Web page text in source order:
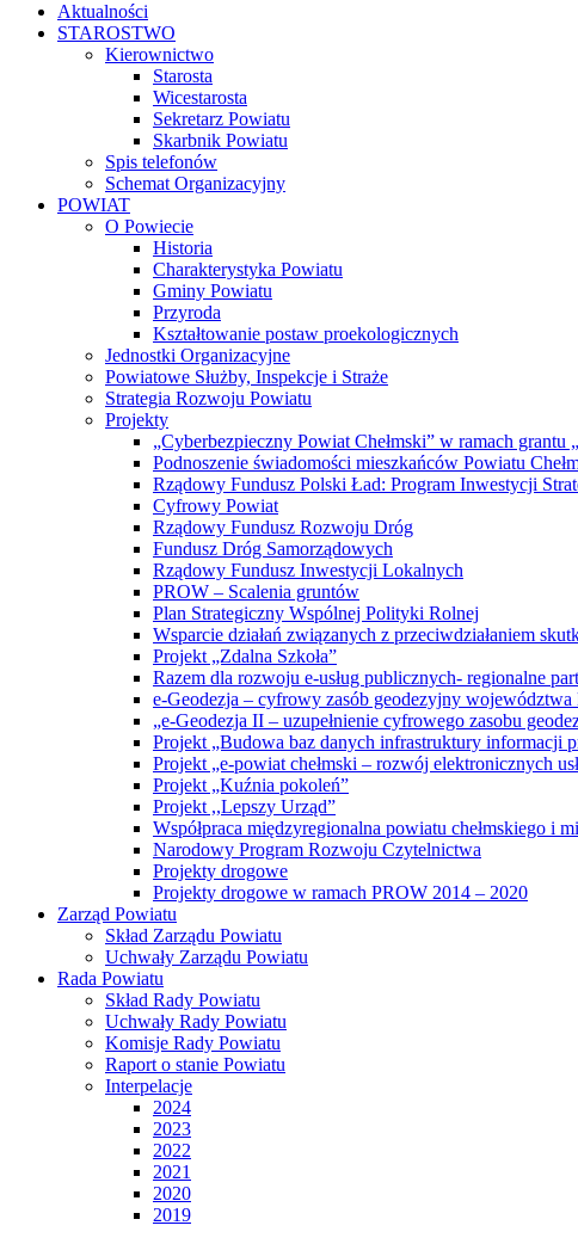
Aktualności
STAROSTWO
Kierownictwo
Starosta
Wicestarosta
Sekretarz Powiatu
Skarbnik Powiatu
Spis telefonów
Schemat Organizacyjny
POWIAT
O Powiecie
Historia
Charakterystyka Powiatu
Gminy Powiatu
Przyroda
Kształtowanie postaw proekologicznych
Jednostki Organizacyjne
Powiatowe Służby, Inspekcje i Straże
Strategia Rozwoju Powiatu
Projekty
„Cyberbezpieczny Powiat Chełmski” w ramach grantu
Podnoszenie świadomości mieszkańców Powiatu
Rządowy Fundusz Polski Ład: Program Inwestycji
Cyfrowy Powiat
Rządowy Fundusz Rozwoju Dróg
Fundusz Dróg Samorządowych
Rządowy Fundusz Inwestycji Lokalnych
PROW – Scalenia gruntów
Plan Strategiczny Wspólnej Polityki Rolnej
Wsparcie działań związanych z przeciwdziałaniem
Projekt „Zdalna Szkoła”
Razem dla rozwoju e-usług publicznych- regionalne
e-Geodezja – cyfrowy zasób geodezyjny województwa
„e-Geodezja II – uzupełnienie cyfrowego zasobu
Projekt „Budowa baz danych infrastruktury informacji
Projekt „e-powiat chełmski – rozwój elektronicznych
Projekt „Kuźnia pokoleń”
Projekt ,,Lepszy Urząd”
Współpraca międzyregionalna powiatu chełmskiego i
Narodowy Program Rozwoju Czytelnictwa
Projekty drogowe
Projekty drogowe w ramach PROW 2014 – 2020
Zarząd Powiatu
Skład Zarządu Powiatu
Uchwały Zarządu Powiatu
Rada Powiatu
Skład Rady Powiatu
Uchwały Rady Powiatu
Komisje Rady Powiatu
Raport o stanie Powiatu
Interpelacje
2024
2023
2022
2021
2020
2019